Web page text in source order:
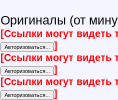
Оригиналы (от
[Ссылки могут видеть
]
[Ссылки могут видеть
]
[Ссылки могут видеть
]